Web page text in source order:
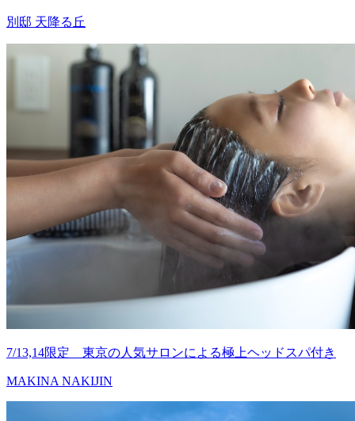
別邸 天降る丘
7/13,14限定 東京の人気サロンによる極上ヘッドスパ付き
MAKINA NAKIJIN